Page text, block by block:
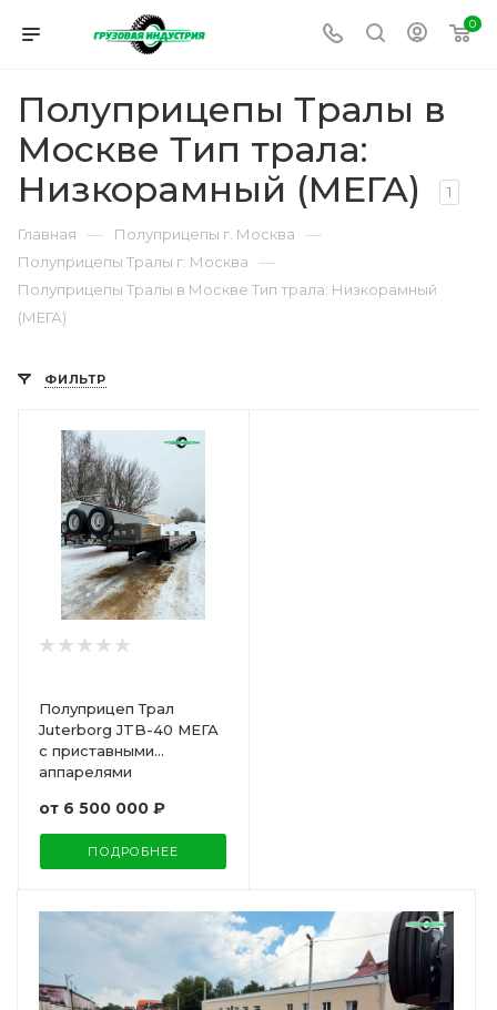
0
Полуприцепы Тралы в
Москве Тип трала:
Низкорамный (МЕГА)
1
Главная — Полуприцепы г. Москва —
Полуприцепы Тралы г. Москва —
Полуприцепы Тралы в Москве Тип трала: Низкорамный
(МЕГА)
ФИЛЬТР
Полуприцеп Трал
Juterborg JTB-40 МЕГА
с приставными
аппарелями
от 6 500 000 ₽
ПОДРОБНЕЕ